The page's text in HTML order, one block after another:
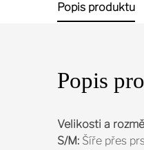
Popis produktu
Popis
Velikosti a
S/M: Šíře přes